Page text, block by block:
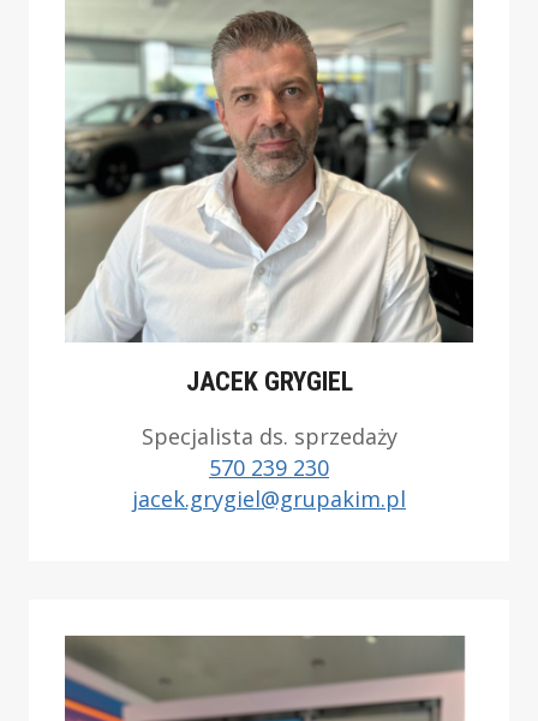
JACEK GRYGIEL
Specjalista ds. sprzedaży
570 239 230
jacek.grygiel@grupakim.pl